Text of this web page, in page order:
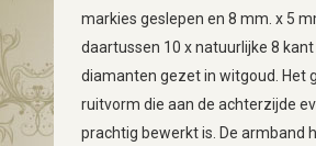
markies geslepen en 8 mm. x 5
daartussen 10 x natuurlijke 8
diamanten gezet in witgoud. Het
ruitvorm die aan de achterzijde
prachtig bewerkt is. De armband